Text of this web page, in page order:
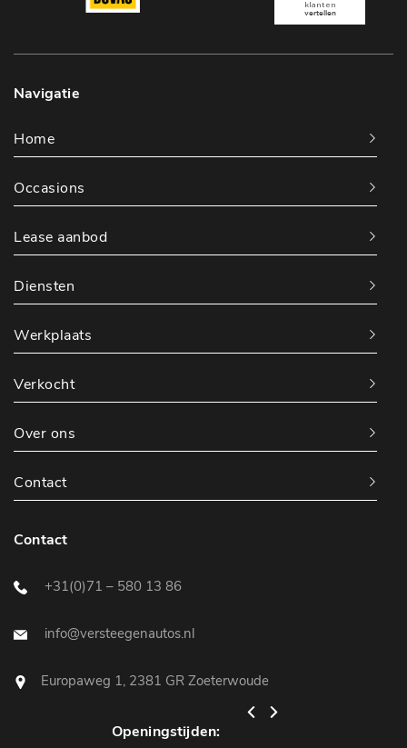
Navigatie
Home
Occasions
Lease aanbod
Diensten
Werkplaats
Verkocht
Over ons
Contact
Contact
+31(0)71 – 580 13 86
info@versteegenautos.nl
Europaweg 1, 2381 GR Zoeterwoude
Openingstijden: